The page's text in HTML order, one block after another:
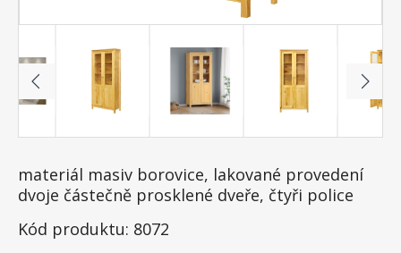
materiál masiv borovice, lakované provedení
dvoje částečně prosklené dveře, čtyři police
Kód produktu: 8072